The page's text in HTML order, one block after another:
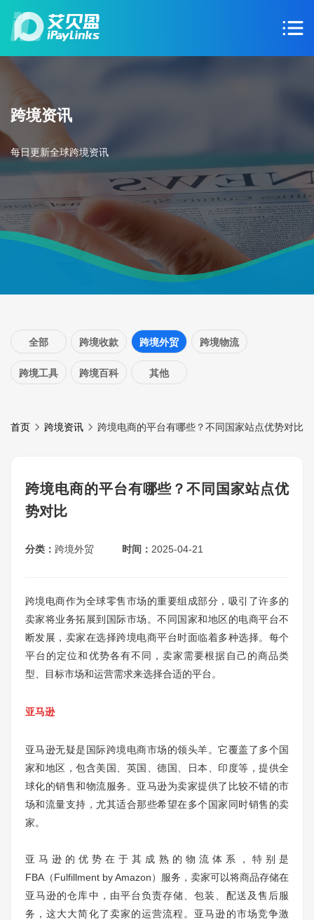
跨境资讯
每日更新全球跨境资讯
全部 跨境收款 跨境外贸 跨境物流
跨境工具 跨境百科 其他
首页 跨境资讯 跨境电商的平台有哪些？不同国家站点优势对比
跨境电商的平台有哪些？不同国家站点优
势对比
分类： 跨境外贸 时间： 2025-04-21
跨境电商作为全球零售市场的重要组成部分，吸引了许多的
卖家将业务拓展到国际市场。不同国家和地区的电商平台不
断发展，卖家在选择跨境电商平台时面临着多种选择。每个
平台的定位和优势各有不同，卖家需要根据自己的商品类
型、目标市场和运营需求来选择合适的平台。
亚马逊
亚马逊无疑是国际跨境电商市场的领头羊。它覆盖了多个国
家和地区，包含美国、英国、德国、日本、印度等，提供全
球化的销售和物流服务。亚马逊为卖家提供了比较不错的市
场和流量支持，尤其适合那些希望在多个国家同时销售的卖
家。
亚马逊的优势在于其成熟的物流体系，特别是
FBA（Fulfillment by Amazon）服务，卖家可以将商品存储在
亚马逊的仓库中，由平台负责存储、包装、配送及售后服
务，这大大简化了卖家的运营流程。亚马逊的市场竞争激